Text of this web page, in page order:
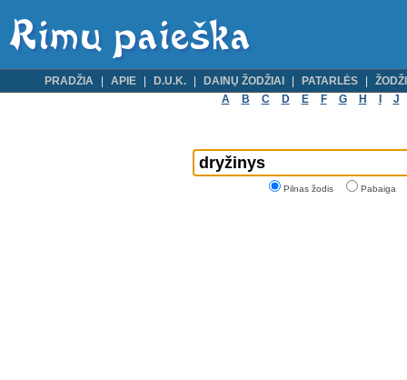
PRADŽIA APIE D.U.K. DAINŲ ŽODŽIAI PATARLĖS
A
B C D E F G H J
Pilnas žodis Pabaiga